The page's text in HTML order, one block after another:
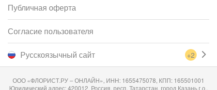
Русскоязычный сайт +2
Публичная оферта
Согласие пользователя
ООО «ФЛОРИСТ.РУ – ОНЛАЙН», ИНН: 1655475078, КПП: 165501001
Юридический адрес: 420012, Россия, респ. Татарстан, город Казань г.о.,